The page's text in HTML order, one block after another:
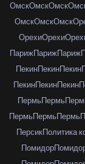
ОмскОмскОмск
ОмскОмскОмск
ОрехиОрехи
ПарижПарижПариж
ПекинПекинПекин
ПекинПекинПекин
ПермьПермь
ПермьПермьПермь
ПерсикПолитика
Помидор